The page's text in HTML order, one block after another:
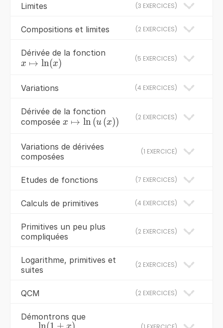
Limites (3 EXERCICES)
Compositions et limites (2 EXERCICES)
Dérivée de la fonction
x\mapsto
x ↦ ln(x) (5 EXERCICES)
Variations (4 EXERCICES)
Dérivée de la fonction
composée
x\mapsto
x ↦ ln(u (x)) (2 EXERCICES)
Variations de dérivées
composées
(1 EXERCICE)
Etudes de fonctions (7 EXERCICES)
Calculs de primitives (4 EXERCICES)
Primitives un peu plus
compliquées
(2 EXERCICES)
Logarithme, primitives et
suites
(2 EXERCICES)
QCM (2 EXERCICES)
Démontrons que